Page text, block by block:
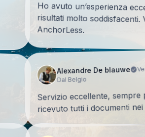
Ho avuto un’esperienza
risultati molto
AnchorLess.
Alexandre De blauwe
Dal Belgio
Servizio eccellente,
ricevuto tutti i documenti